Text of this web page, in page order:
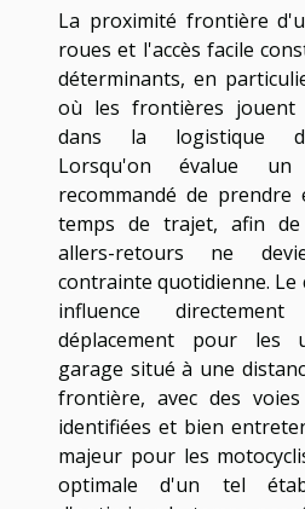
La proximité frontière
roues et l'accès facile
déterminants, en
où les frontières jouent
dans la logistique
Lorsqu'on évalue
recommandé de prendre
temps de trajet, afin
allers-retours ne
contrainte quotidienne. Le
influence
déplacement pour les
garage situé à une
frontière, avec des
identifiées et bien
majeur pour les
optimale d'un tel